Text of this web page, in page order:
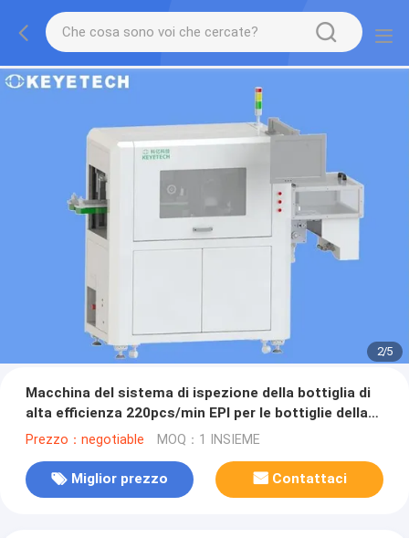
2/5
Macchina del sistema di ispezione della bottiglia di
alta efficienza 220pcs/min EPI per le bottiglie della
bevanda
Prezzo：negotiable MOQ：1 INSIEME
Miglior prezzo Contattaci